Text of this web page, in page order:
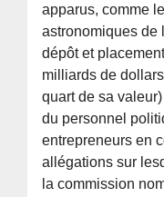
apparus, comme
astronomiques de
dépôt et
milliards de
quart de sa
du personnel
entrepreneurs en
allégations sur
la commission